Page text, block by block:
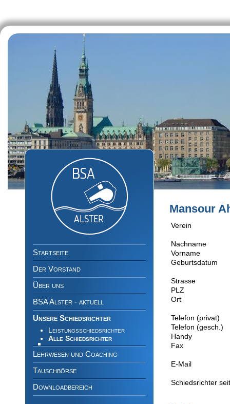
Mansour
Verein
Nachname
Vorname
Geburtsdatum
Strasse
PLZ
Ort
Telefon (privat)
Telefon (gesch.)
Handy
Fax
E-Mail
Schiedsrichter seit
überspringen
Startseite
Der Vorstand
Über uns
BSA Alster - aktuell
Unsere Schiedsrichter
Leistungsschiedsrichter
Alle Schiedsrichter
Lehrwesen und Coaching
Tauschbörse
Downloadbereich